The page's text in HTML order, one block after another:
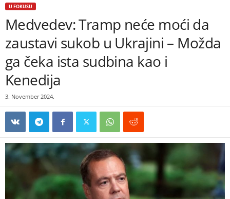
U FOKUSU
Medvedev: Tramp neće moći da
zaustavi sukob u Ukrajini – Možda
ga čeka ista sudbina kao i
Kenedija
3. November 2024.